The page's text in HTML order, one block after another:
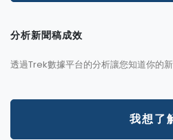
分析新聞稿成效
透過Trek數據平台的分析讓您知道你的
我想了